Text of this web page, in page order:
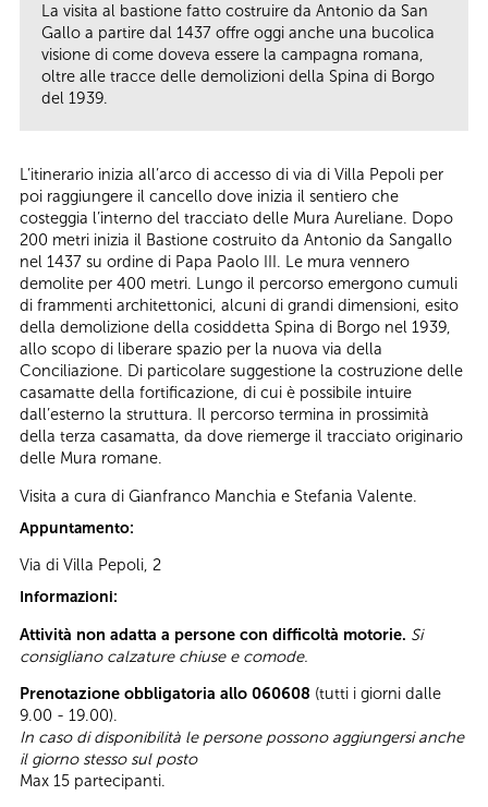
La visita al bastione fatto costruire da Antonio da San
Gallo a partire dal 1437 offre oggi anche una bucolica
visione di come doveva essere la campagna romana,
oltre alle tracce delle demolizioni della Spina di Borgo
del 1939.
L’itinerario inizia all’arco di accesso di via di Villa Pepoli per
poi raggiungere il cancello dove inizia il sentiero che
costeggia l’interno del tracciato delle Mura Aureliane. Dopo
200 metri inizia il Bastione costruito da Antonio da Sangallo
nel 1437 su ordine di Papa Paolo III. Le mura vennero
demolite per 400 metri. Lungo il percorso emergono cumuli
di frammenti architettonici, alcuni di grandi dimensioni, esito
della demolizione della cosiddetta Spina di Borgo nel 1939,
allo scopo di liberare spazio per la nuova via della
Conciliazione. Di particolare suggestione la costruzione delle
casamatte della fortificazione, di cui è possibile intuire
dall’esterno la struttura. Il percorso termina in prossimità
della terza casamatta, da dove riemerge il tracciato originario
delle Mura romane.
Visita a cura di Gianfranco Manchia e Stefania Valente.
Appuntamento:
Via di Villa Pepoli, 2
Informazioni:
Attività non adatta a persone con difficoltà motorie. Si
consigliano calzature chiuse e comode.
Prenotazione obbligatoria allo 060608 (tutti i giorni dalle
9.00 - 19.00).
In caso di disponibilità le persone possono aggiungersi anche
il giorno stesso sul posto
Max 15 partecipanti.